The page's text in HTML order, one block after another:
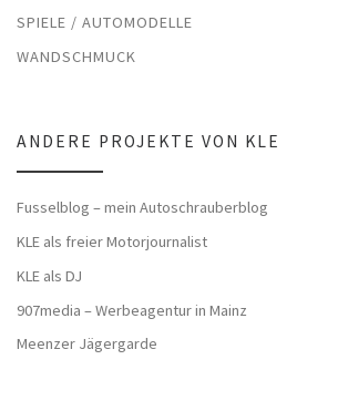
SPIELE / AUTOMODELLE
WANDSCHMUCK
ANDERE PROJEKTE VON KLE
Fusselblog – mein Autoschrauberblog
KLE als freier Motorjournalist
KLE als DJ
907media – Werbeagentur in Mainz
Meenzer Jägergarde